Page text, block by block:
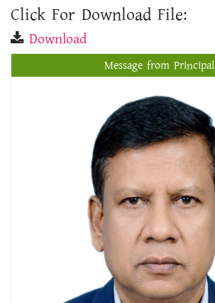
Click For Download File:
Download
Message from Principal